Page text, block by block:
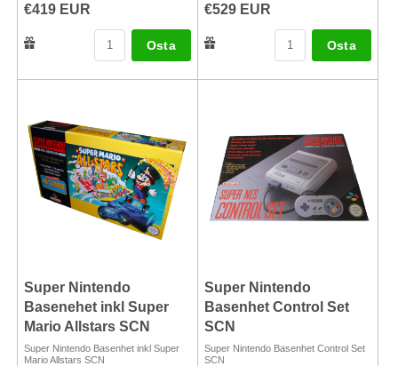
€419 EUR
Osta
€529 EUR
Osta
Super Nintendo
Basenehet inkl Super
Mario Allstars SCN
Super Nintendo Basenhet inkl Super
Mario Allstars SCN
Super Nintendo
Basenhet Control Set
SCN
Super Nintendo Basenhet Control Set
SCN